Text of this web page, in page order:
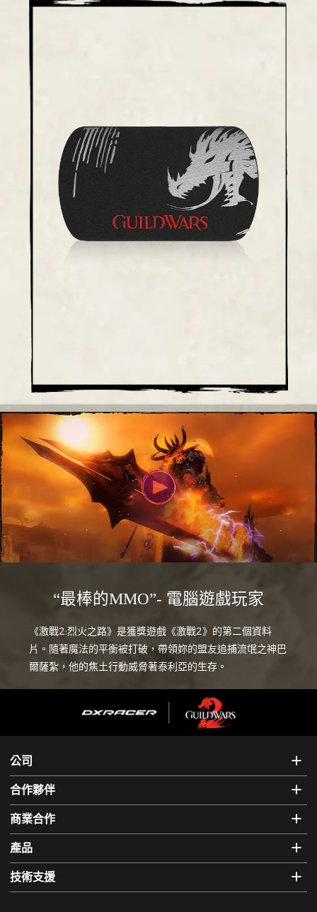
“最棒的MMO”- 電腦遊戲玩家
《激戰2:烈火之路》是獲獎遊戲《激戰2》的第二個資料
片。隨著魔法的平衡被打破，帶領妳的盟友追捕流氓之神巴
爾薩紮，他的焦土行動威脅著泰利亞的生存。
公司
合作夥伴
商業合作
產品
技術支援